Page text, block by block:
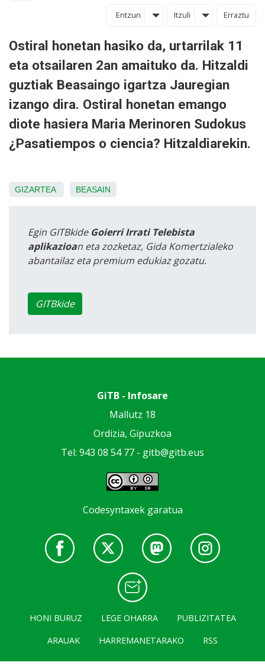
Entzun Itzuli Erraztu
Ostiral honetan hasiko da, urtarrilak 11
eta otsailaren 2an amaituko da. Hitzaldi
guztiak Beasaingo igartza Jauregian
izango dira. Ostiral honetan emango
diote hasiera Maria Merinoren Sudokus
¿Pasatiempos o ciencia? Hitzaldiarekin.
GIZARTEA BEASAIN
Egin GITBkide Goierri Irrati Telebista
aplikazioan eta zozketaz, Gida Komertzialeko
abantailaz eta premium edukiaz gozatu.
GITBkide
GiTB - Infosare
Mallutz 18
Ordizia, Gipuzkoa
Tel: 943 08 54 77 - gitb@gitb.eus
Codesyntaxek garatua
HONI BURUZ LEGE OHARRA
PUBLIZITATEA
ARAUAK
HARREMANETARAKO RSS